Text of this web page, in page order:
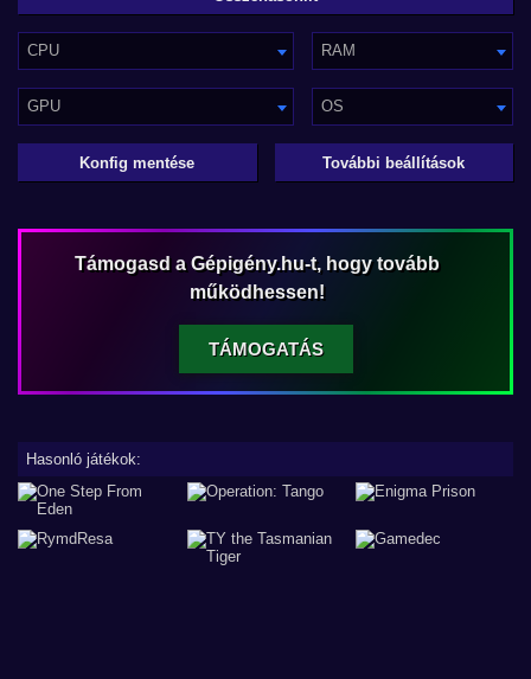
CPU RAM
GPU OS
Konfig mentése További beállítások
Támogasd a Gépigény.hu-t, hogy tovább
működhessen!
TÁMOGATÁS
Hasonló játékok: